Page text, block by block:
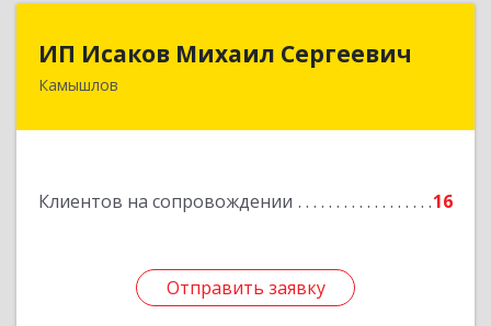
ИП Исаков Михаил Сергеевич
Камышлов
Клиентов на сопровождении 16
Отправить заявку
624860, Свердловская обл, Камышлов г, Ленина
Отправить заявку